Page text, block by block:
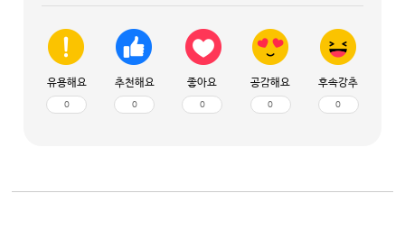
유용해요
0
추천해요
0
좋아요
0
공감해요
0
후속강추
0